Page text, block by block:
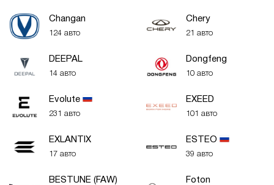
Changan
124 авто
Chery
21 авто
DEEPAL
14 авто
Dongfeng
10 авто
Evolute
231 авто
EXEED
101 авто
EXLANTIX
17 авто
ESTEO
39 авто
BESTUNE (FAW) Foton